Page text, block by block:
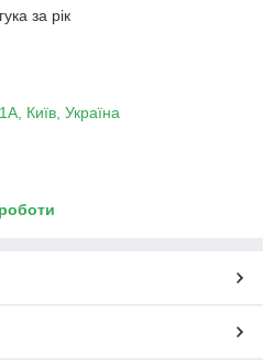
за рік
Київ, Україна